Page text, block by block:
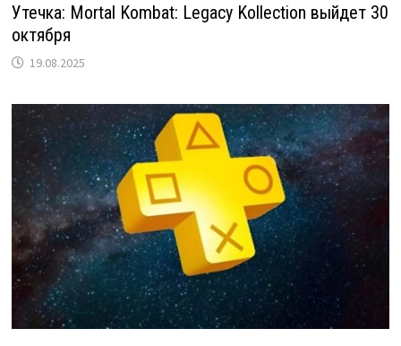
Утечка: Mortal Kombat: Legacy Kollection выйдет 30
октября
19.08.2025